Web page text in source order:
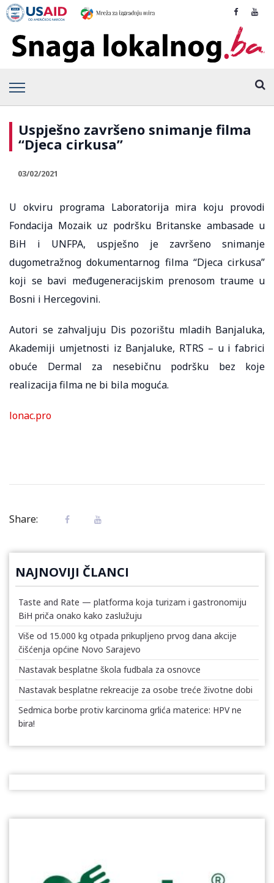
Uspješno završeno snimanje filma
“Djeca cirkusa”
03/02/2021
U okviru programa Laboratorija mira koju provodi
Fondacija Mozaik uz podršku Britanske ambasade u
BiH i UNFPA, uspješno je završeno snimanje
dugometražnog dokumentarnog filma “Djeca cirkusa”
koji se bavi međugeneracijskim prenosom traume u
Bosni i Hercegovini.
Autori se zahvaljuju Dis pozorištu mladih Banjaluka,
Akademiji umjetnosti iz Banjaluke, RTRS – u i fabrici
obuće Dermal za nesebičnu podršku bez koje
realizacija filma ne bi bila moguća.
lonac.pro
Share:
NAJNOVIJI ČLANCI
Taste and Rate — platforma koja turizam i gastronomiju
BiH priča onako kako zaslužuju
Više od 15.000 kg otpada prikupljeno prvog dana akcije
čišćenja općine Novo Sarajevo
Nastavak besplatne škola fudbala za osnovce
Nastavak besplatne rekreacije za osobe treće životne dobi
Sedmica borbe protiv karcinoma grlića materice: HPV ne
bira!